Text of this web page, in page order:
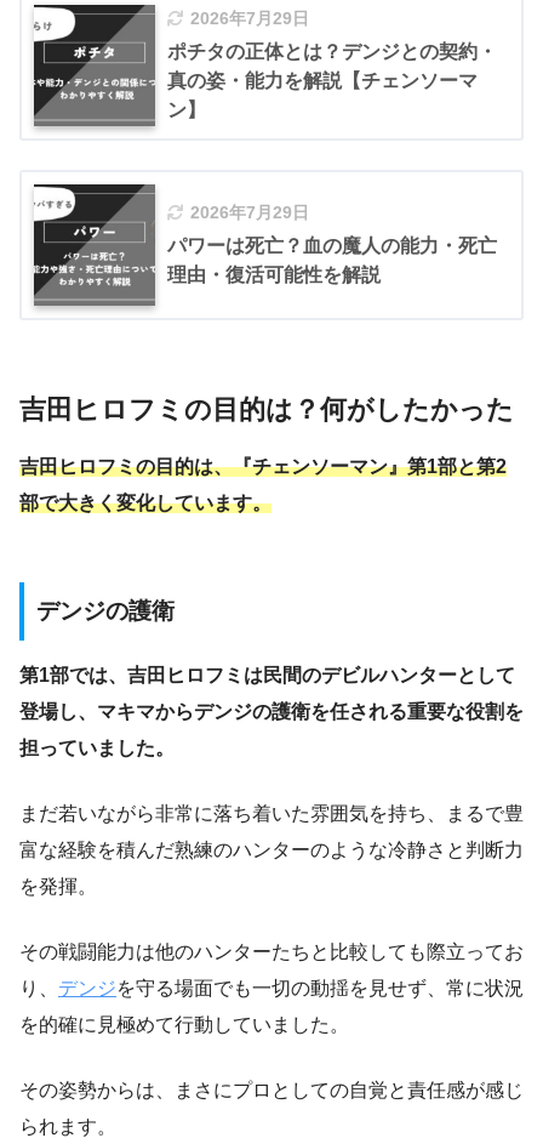
2026年7月29日
ポチタの正体とは？デンジとの契約・
真の姿・能力を解説【チェンソーマ
ン】
2026年7月29日
パワーは死亡？血の魔人の能力・死亡
理由・復活可能性を解説
吉田ヒロフミの目的は？何がしたかった
吉田ヒロフミの目的は、『チェンソーマン』第1部と第2
部で大きく変化しています。
デンジの護衛
第1部では、吉田ヒロフミは民間のデビルハンターとして
登場し、マキマからデンジの護衛を任される重要な役割を
担っていました。
まだ若いながら非常に落ち着いた雰囲気を持ち、まるで豊
富な経験を積んだ熟練のハンターのような冷静さと判断力
を発揮。
その戦闘能力は他のハンターたちと比較しても際立ってお
り、 デンジを守る場面でも一切の動揺を見せず、常に状況
を的確に見極めて行動していました。
その姿勢からは、まさにプロとしての自覚と責任感が感じ
られます。